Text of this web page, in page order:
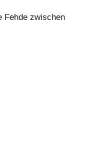
Fehde zwischen